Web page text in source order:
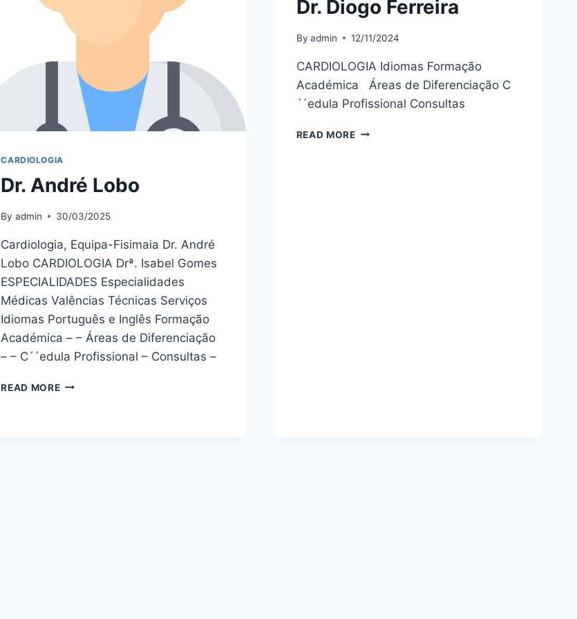
CARDIOLOGIA
Dr. André Lobo
By admin 30/03/2025
Cardiologia, Equipa-Fisimaia Dr. André
Lobo CARDIOLOGIA Drª. Isabel Gomes
ESPECIALIDADES Especialidades
Médicas Valências Técnicas Serviços
Idiomas Português e Inglês Formação
Académica – – Áreas de Diferenciação
– – C´´edula Profissional – Consultas –
READ MOREDR.
Dr. Diogo Ferreira
By admin 12/11/2024
CARDIOLOGIA Idiomas Formação
Académica Áreas de Diferenciação C
´´edula Profissional Consultas
READ MOREDR.